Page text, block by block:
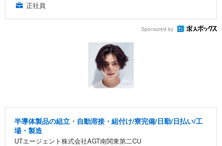
正社員
Sponsored by
半導体製品の組立・自動溶接・組付け/寮完備/日勤/日払い/工
場・製造
UTエージェント株式会社AGT南関東第二CU